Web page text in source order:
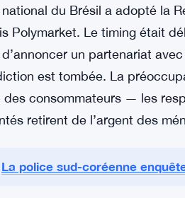
parmi les principaux
plateformes de prédiction.
leurs approches diffèrent
— La
national du Brésil a adopté la
Polymarket. Le timing était